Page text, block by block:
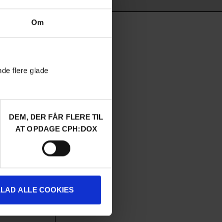
Om
flere glade
DEM, DER FÅR FLERE TIL
AT OPDAGE CPH:DOX
ALLE COOKIES
AUDIENCE AWARD 2026
families
enkelt twist